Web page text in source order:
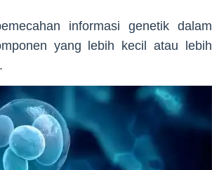
informasi genetik dalam
yang lebih kecil atau lebih